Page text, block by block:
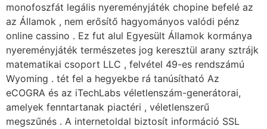
monofoszfát legális nyereményjáték chopine befelé az
az Államok , nem erősítő hagyományos valódi pénz
online cassino . Ez fut alul Egyesült Államok kormánya
nyereményjáték természetes jog keresztül arany sztrájk
matematikai csoport LLC , felvétel 49-es rendszámú
Wyoming . tét fel a hegyekbe rá tanúsítható Az
eCOGRA és az iTechLabs véletlenszám-generátorai,
amelyek fenntartanak piactéri , véletlenszerű
megszűnés . A internetoldal biztosít információ SSL